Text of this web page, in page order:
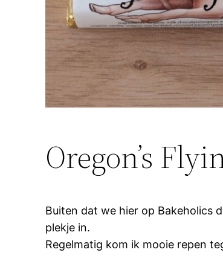
Oregon’s
Buiten dat we hier op Bakeholics
plekje in.
Regelmatig kom ik mooie repen